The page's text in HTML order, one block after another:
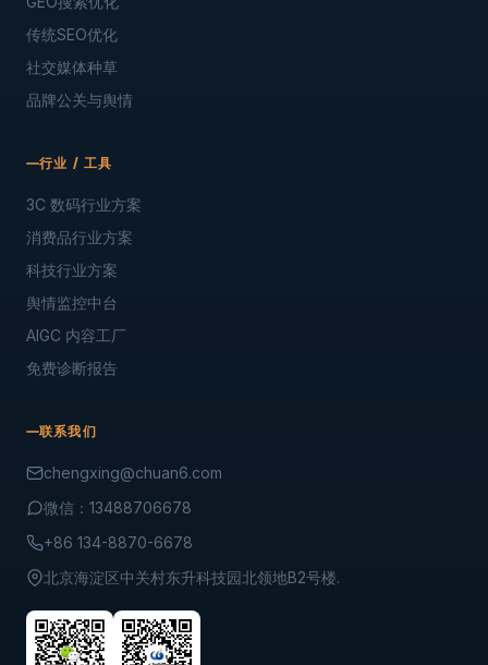
传统SEO优化
社交媒体种草
品牌公关与舆情
行业 / 工具
3C 数码行业方案
消费品行业方案
科技行业方案
舆情监控中台
AIGC 内容工厂
免费诊断报告
联系我们
chengxing@chuan6.com
微信：13488706678
+86 134-8870-6678
北京海淀区中关村东升科技园北领地B2号楼.